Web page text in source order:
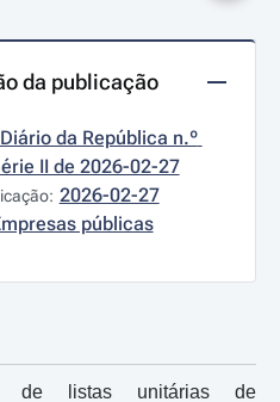
da publicação
Diário da República n.º
II de 2026-02-27
2026-02-27
públicas
de listas unitárias de